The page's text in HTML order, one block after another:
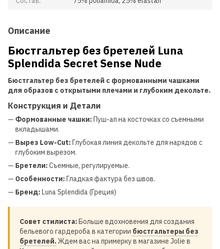
Описание
Бюстгальтер без бретелей Luna
Splendida Secret Sense Nude
Бюстгальтер без бретелей с формованными чашками
для образов с открытыми плечами и глубоким декольте.
Конструкция и Детали
— Формованные чашки:Пуш-ап на косточках со съемными
вкладышами.
— Вырез Low-Cut:Глубокая линия декольте для нарядов с
глубоким вырезом.
— Бретели:Съемные, регулируемые.
— Особенности:Гладкая фактура без швов.
— Бренд:Luna Splendida (Греция)
Совет стилиста:Больше вдохновения для создания
бельевого гардероба в категории бюстгальтеры без
бретелей.Ждем вас на примерку в магазине Jolie в